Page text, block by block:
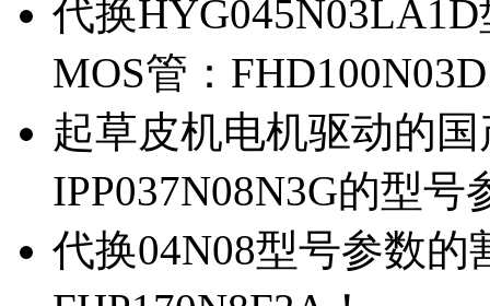
代换
MOS管：
起草皮机电机驱动的
IPP037N08N3G的型号
代换04N08型号参数